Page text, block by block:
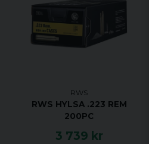
RWS
RWS HYLSA .223 REM
200PC
3 739 kr